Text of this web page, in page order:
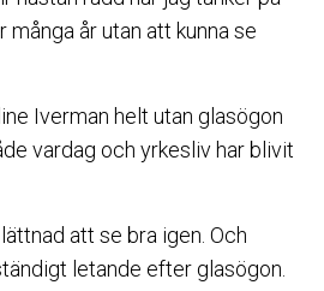
många år utan att kunna se
Iverman helt utan glasögon
vardag och yrkesliv har blivit
att se bra igen. Och
letande efter glasögon.